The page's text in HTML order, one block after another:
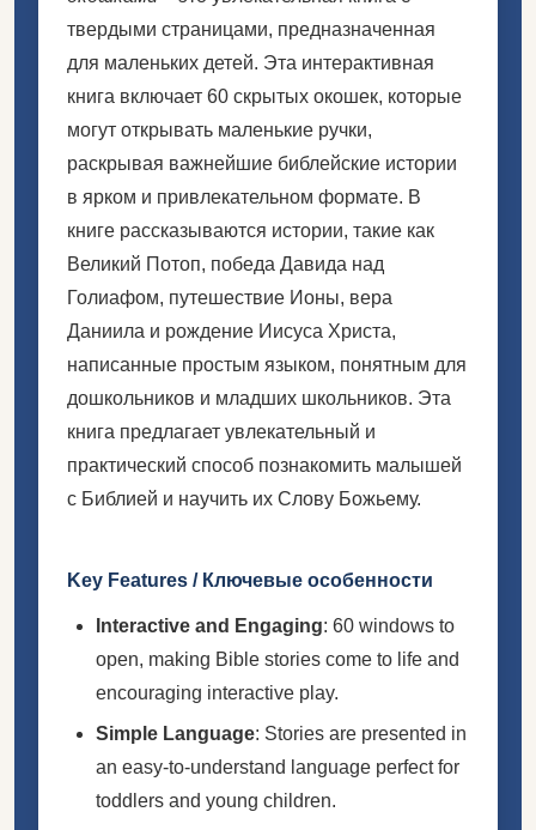
твердыми страницами, предназначенная
для маленьких детей. Эта интерактивная
книга включает 60 скрытых окошек, которые
могут открывать маленькие ручки,
раскрывая важнейшие библейские истории
в ярком и привлекательном формате. В
книге рассказываются истории, такие как
Великий Потоп, победа Давида над
Голиафом, путешествие Ионы, вера
Даниила и рождение Иисуса Христа,
написанные простым языком, понятным для
дошкольников и младших школьников. Эта
книга предлагает увлекательный и
практический способ познакомить малышей
с Библией и научить их Слову Божьему.
Key Features / Ключевые особенности
Interactive and Engaging: 60 windows to
open, making Bible stories come to life and
encouraging interactive play.
Simple Language: Stories are presented in
an easy-to-understand language perfect for
toddlers and young children.